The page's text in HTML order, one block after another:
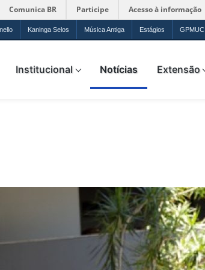
Comunica BR Participe Acesso à informação
Kaninga Selos Música Antiga Estágios GPMUC
Institucional Notícias Extensão